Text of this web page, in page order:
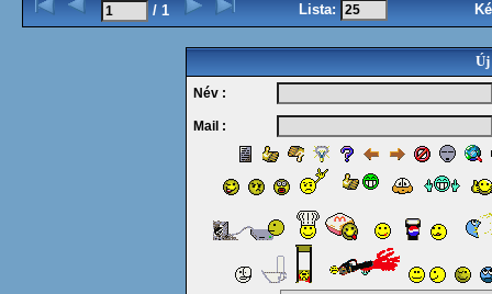
/ 1 Lista:
Új
Név :
Mail :